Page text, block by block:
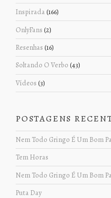
Inspirada (166)
OnlyFans (2)
Resenhas (16)
Soltando O Verbo (43)
Vídeos (3)
POSTAGENS
Nem Todo Gringo É Um Bom
Tem Horas
Nem Todo Gringo É Um Bom
Puta Day